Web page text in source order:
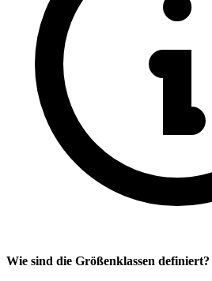
Wie sind die Größenklassen definiert?